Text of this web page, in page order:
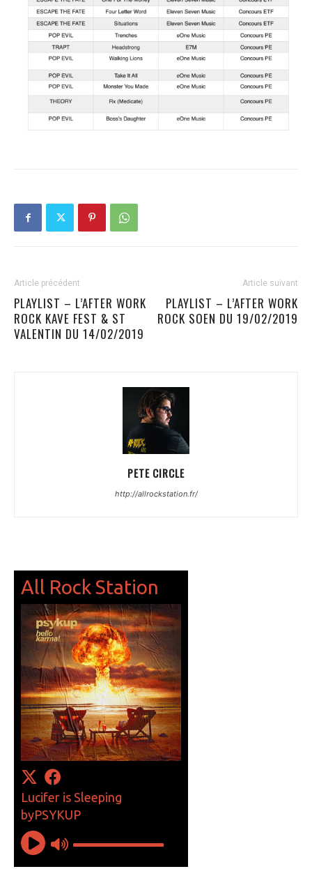
Article précédent
PLAYLIST – L’AFTER WORK
ROCK KAVE FEST & ST
VALENTIN DU 14/02/2019
Article suivant
PLAYLIST – L’AFTER WORK
ROCK SOEN DU 19/02/2019
PETE CIRCLE
http://allrockstation.fr/